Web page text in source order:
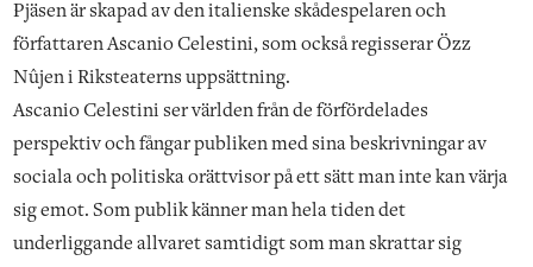
Pjäsen är skapad av den italienske skådespelaren och
författaren Ascanio Celestini, som också regisserar Özz
Nûjen i Riksteaterns uppsättning.
Ascanio Celestini ser världen från de förfördelades
perspektiv och fångar publiken med sina beskrivningar av
sociala och politiska orättvisor på ett sätt man inte kan värja
sig emot. Som publik känner man hela tiden det
underliggande allvaret samtidigt som man skrattar sig